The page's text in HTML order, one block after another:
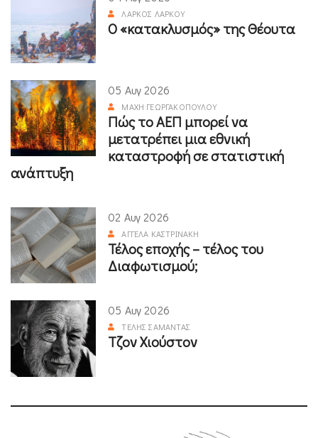
ΛΆΡΚΟΣ ΛΆΡΚΟΥ
Ο «κατακλυσμός» της Θέουτα
05 Αυγ 2026
ΜΆΧΗ ΓΕΩΡΓΑΚΟΠΟΎΛΟΥ
Πώς το ΑΕΠ μπορεί να
μετατρέπει μια εθνική
καταστροφή σε στατιστική
ανάπτυξη
02 Αυγ 2026
ΑΓΓΈΛΑ ΚΑΣΤΡΙΝΆΚΗ
Τέλος εποχής – τέλος του
Διαφωτισμού;
05 Αυγ 2026
ΤΈΛΗΣ ΣΑΜΑΝΤΆΣ
Τζον Χιούστον